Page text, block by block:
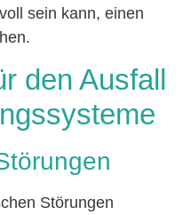
sein kann, einen
den Ausfall
Störungen